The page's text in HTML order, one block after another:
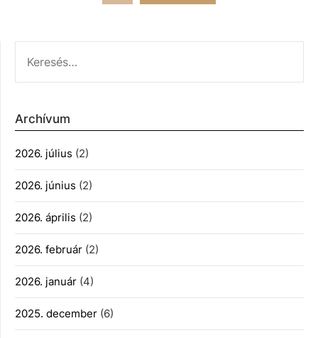
Archívum
2026. július (2)
2026. június (2)
2026. április (2)
2026. február (2)
2026. január (4)
2025. december (6)